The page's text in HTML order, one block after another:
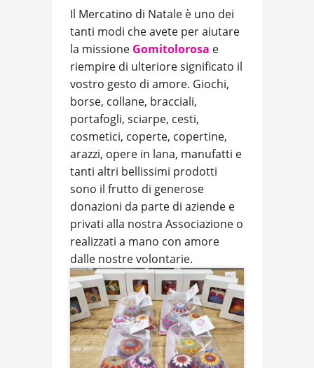
Il Mercatino di Natale è uno dei
tanti modi che avete per aiutare
la missione Gomitolorosa e
riempire di ulteriore significato il
vostro gesto di amore. Giochi,
borse, collane, bracciali,
portafogli, sciarpe, cesti,
cosmetici, coperte, copertine,
arazzi, opere in lana, manufatti e
tanti altri bellissimi prodotti
sono il frutto di generose
donazioni da parte di aziende e
privati alla nostra Associazione o
realizzati a mano con amore
dalle nostre volontarie.